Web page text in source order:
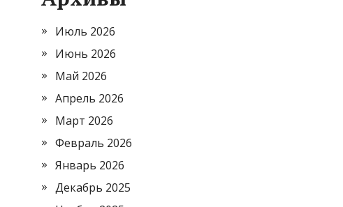
Июль 2026
Июнь 2026
Май 2026
Апрель 2026
Март 2026
Февраль 2026
Январь 2026
Декабрь 2025